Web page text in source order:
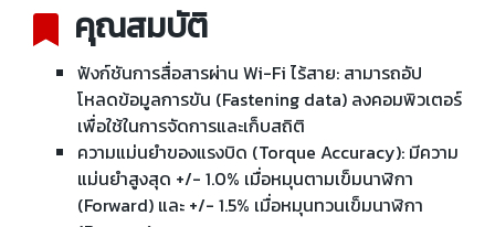
คุณสมบัติ
ฟังก์ชันการสื่อสารผ่าน Wi-Fi ไร้สาย: สามารถอัป
โหลดข้อมูลการขัน (Fastening data) ลงคอมพิวเตอร์
เพื่อใช้ในการจัดการและเก็บสถิติ
ความแม่นยำของแรงบิด (Torque Accuracy): มีความ
แม่นยำสูงสุด +/- 1.0% เมื่อหมุนตามเข็มนาฬิกา
(Forward) และ +/- 1.5% เมื่อหมุนทวนเข็มนาฬิกา